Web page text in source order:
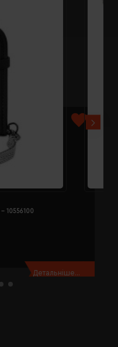
- 10556100
Детальніше...